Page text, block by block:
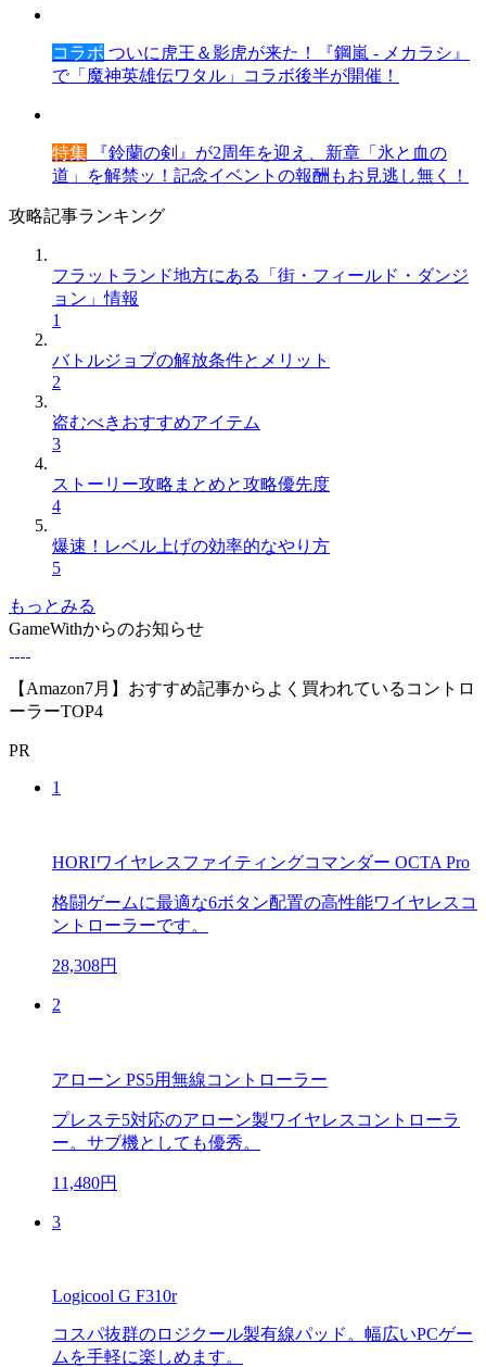
コラボ ついに虎王＆影虎が来た！『鋼嵐 - メカラシ』
で「魔神英雄伝ワタル」コラボ後半が開催！
特集 『鈴蘭の剣』が2周年を迎え、新章「氷と血の
道」を解禁ッ！記念イベントの報酬もお見逃し無く！
攻略記事ランキング
フラットランド地方にある「街・フィールド・ダンジ
ョン」情報
1
バトルジョブの解放条件とメリット
2
盗むべきおすすめアイテム
3
ストーリー攻略まとめと攻略優先度
4
爆速！レベル上げの効率的なやり方
5
もっとみる
GameWithからのお知らせ
【Amazon7月】おすすめ記事からよく買われているコントロ
ーラーTOP4
PR
1
HORIワイヤレスファイティングコマンダー OCTA Pro
格闘ゲームに最適な6ボタン配置の高性能ワイヤレスコ
ントローラーです。
28,308円
2
アローン PS5用無線コントローラー
プレステ5対応のアローン製ワイヤレスコントローラ
ー。サブ機としても優秀。
11,480円
3
Logicool G F310r
コスパ抜群のロジクール製有線パッド。幅広いPCゲー
ムを手軽に楽しめます。